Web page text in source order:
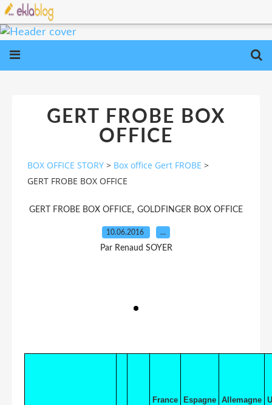
GERT FROBE BOX
OFFICE
BOX OFFICE STORY > Box office Gert FROBE >
GERT FROBE BOX OFFICE
GERT FROBE BOX OFFICE, GOLDFINGER BOX OFFICE
10.06.2016 …
Par Renaud SOYER
France Espagne Allemagne